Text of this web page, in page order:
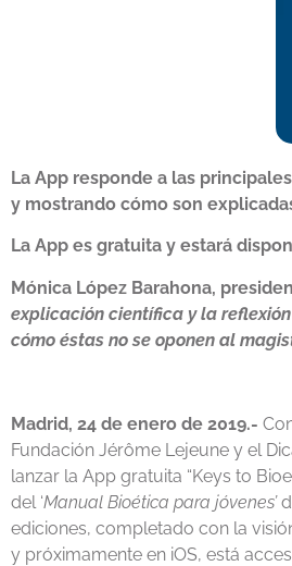
La App responde a las
y mostrando cómo son
La App es gratuita y estará
Mónica López Barahona,
explicación científica y la
cómo éstas no se oponen al
Madrid, 24 de enero de 2019.-
Fundación Jérôme Lejeune y el
lanzar la App gratuita “Keys to
del ‘Manual Bioética para jóvenes’
ediciones, completado con la
y próximamente en iOS, está